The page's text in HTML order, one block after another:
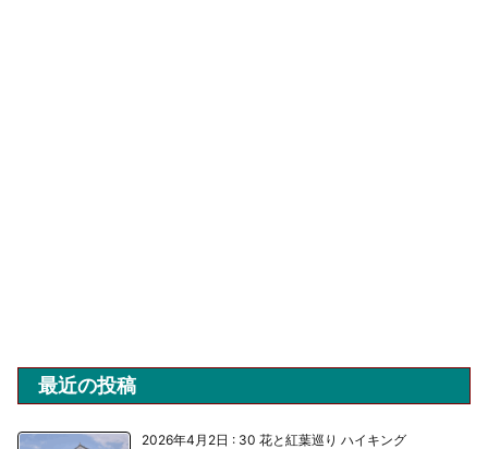
最近の投稿
2026年4月2日 : 30 花と紅葉巡り ハイキング